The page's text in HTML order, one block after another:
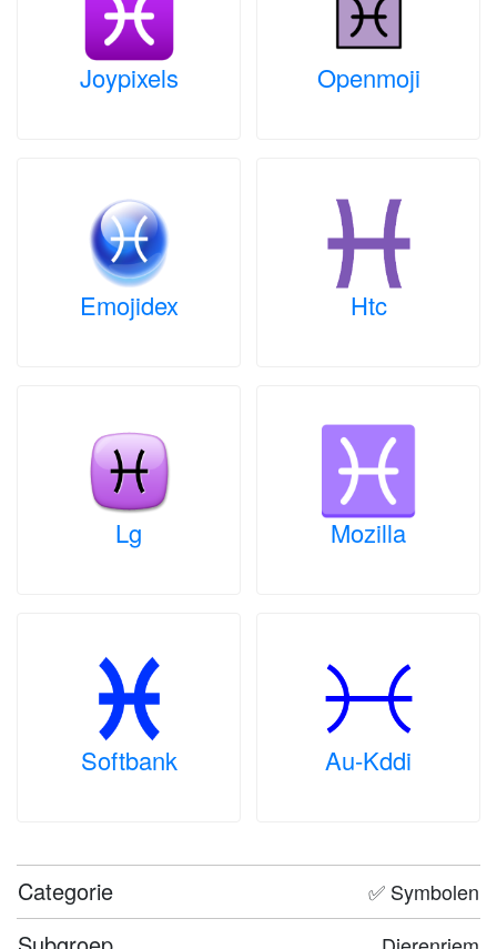
Joypixels Openmoji
Emojidex Htc
Lg Mozilla
Softbank Au-Kddi
Categorie ✅ Symbolen